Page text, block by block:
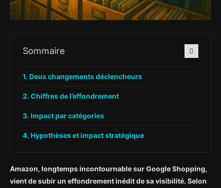
Sommaire
Deux changements déclencheurs
Chiffres de l’effondrement
Impact par catégories
Hypothèses et impact stratégique
Amazon, longtemps incontournable sur Google Shopping,
vient de subir un effondrement inédit de sa visibilité. Selon